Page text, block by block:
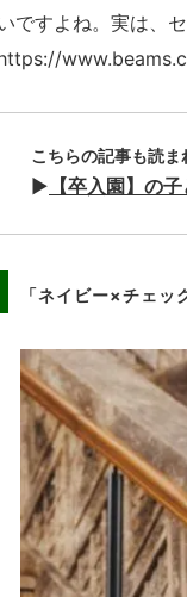
ですよね。実は、
こちらの記事も読ま
▶︎ 【卒入園】の
「ネイビー×チェッ